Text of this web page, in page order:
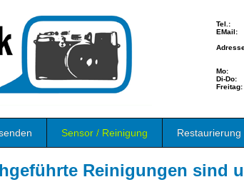
Tel.:
EMail:
Mo:
Di-Do:
Freitag:
Sensor / Reinigung Restaurierung
Reinigungen sind